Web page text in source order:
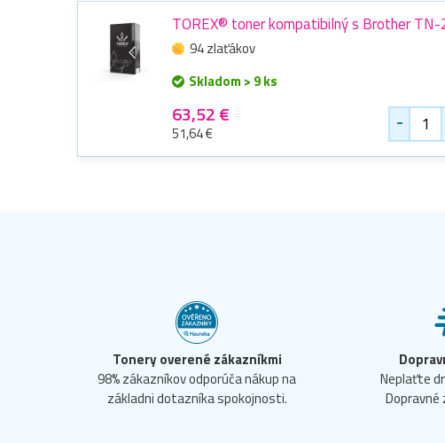
TOREX® toner kompatibilný s Brother
94 zlaťákov
Skladom > 9 ks
63,52 €
51,64 € -
Tonery overené zákazníkmi
98% zákazníkov odporúča nákup na
základni dotazníka spokojnosti.
Neplaťte
Dopravné